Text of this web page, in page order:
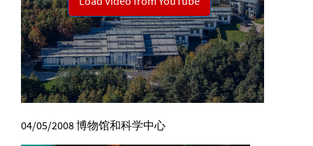
04/05/2008博物馆和科学中心